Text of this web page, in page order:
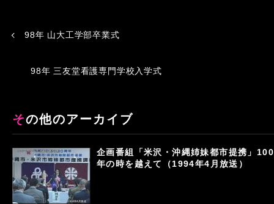
98年 山大工学部卒業式
98年 三友堂看護専門学校入学式
その他のアーカイブ
企画番組「米沢・沖縄姉妹都市提携」100
年の時を越えて（1994年4月放送）